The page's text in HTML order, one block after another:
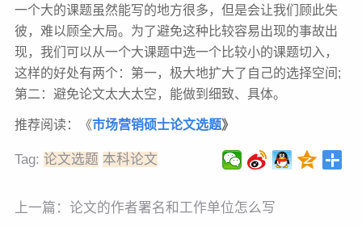
一个大的课题虽然能写的地方很多，但是会让我们顾此失
彼，难以顾全大局。为了避免这种比较容易出现的事故出
现，我们可以从一个大课题中选一个比较小的课题切入，
这样的好处有两个：第一，极大地扩大了自己的选择空间;
第二：避免论文太大太空，能做到细致、具体。
推荐阅读：《市场营销硕士论文选题》
Tag: 论文选题 本科论文
上一篇： 论文的作者署名和工作单位怎么写